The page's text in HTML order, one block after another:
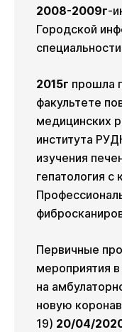
2008-2009г-
Городской
2015г прошла
факультете
медицинских
института
изучения
гепатология
Первичные
мероприятия
на
новую
19) 20/04/